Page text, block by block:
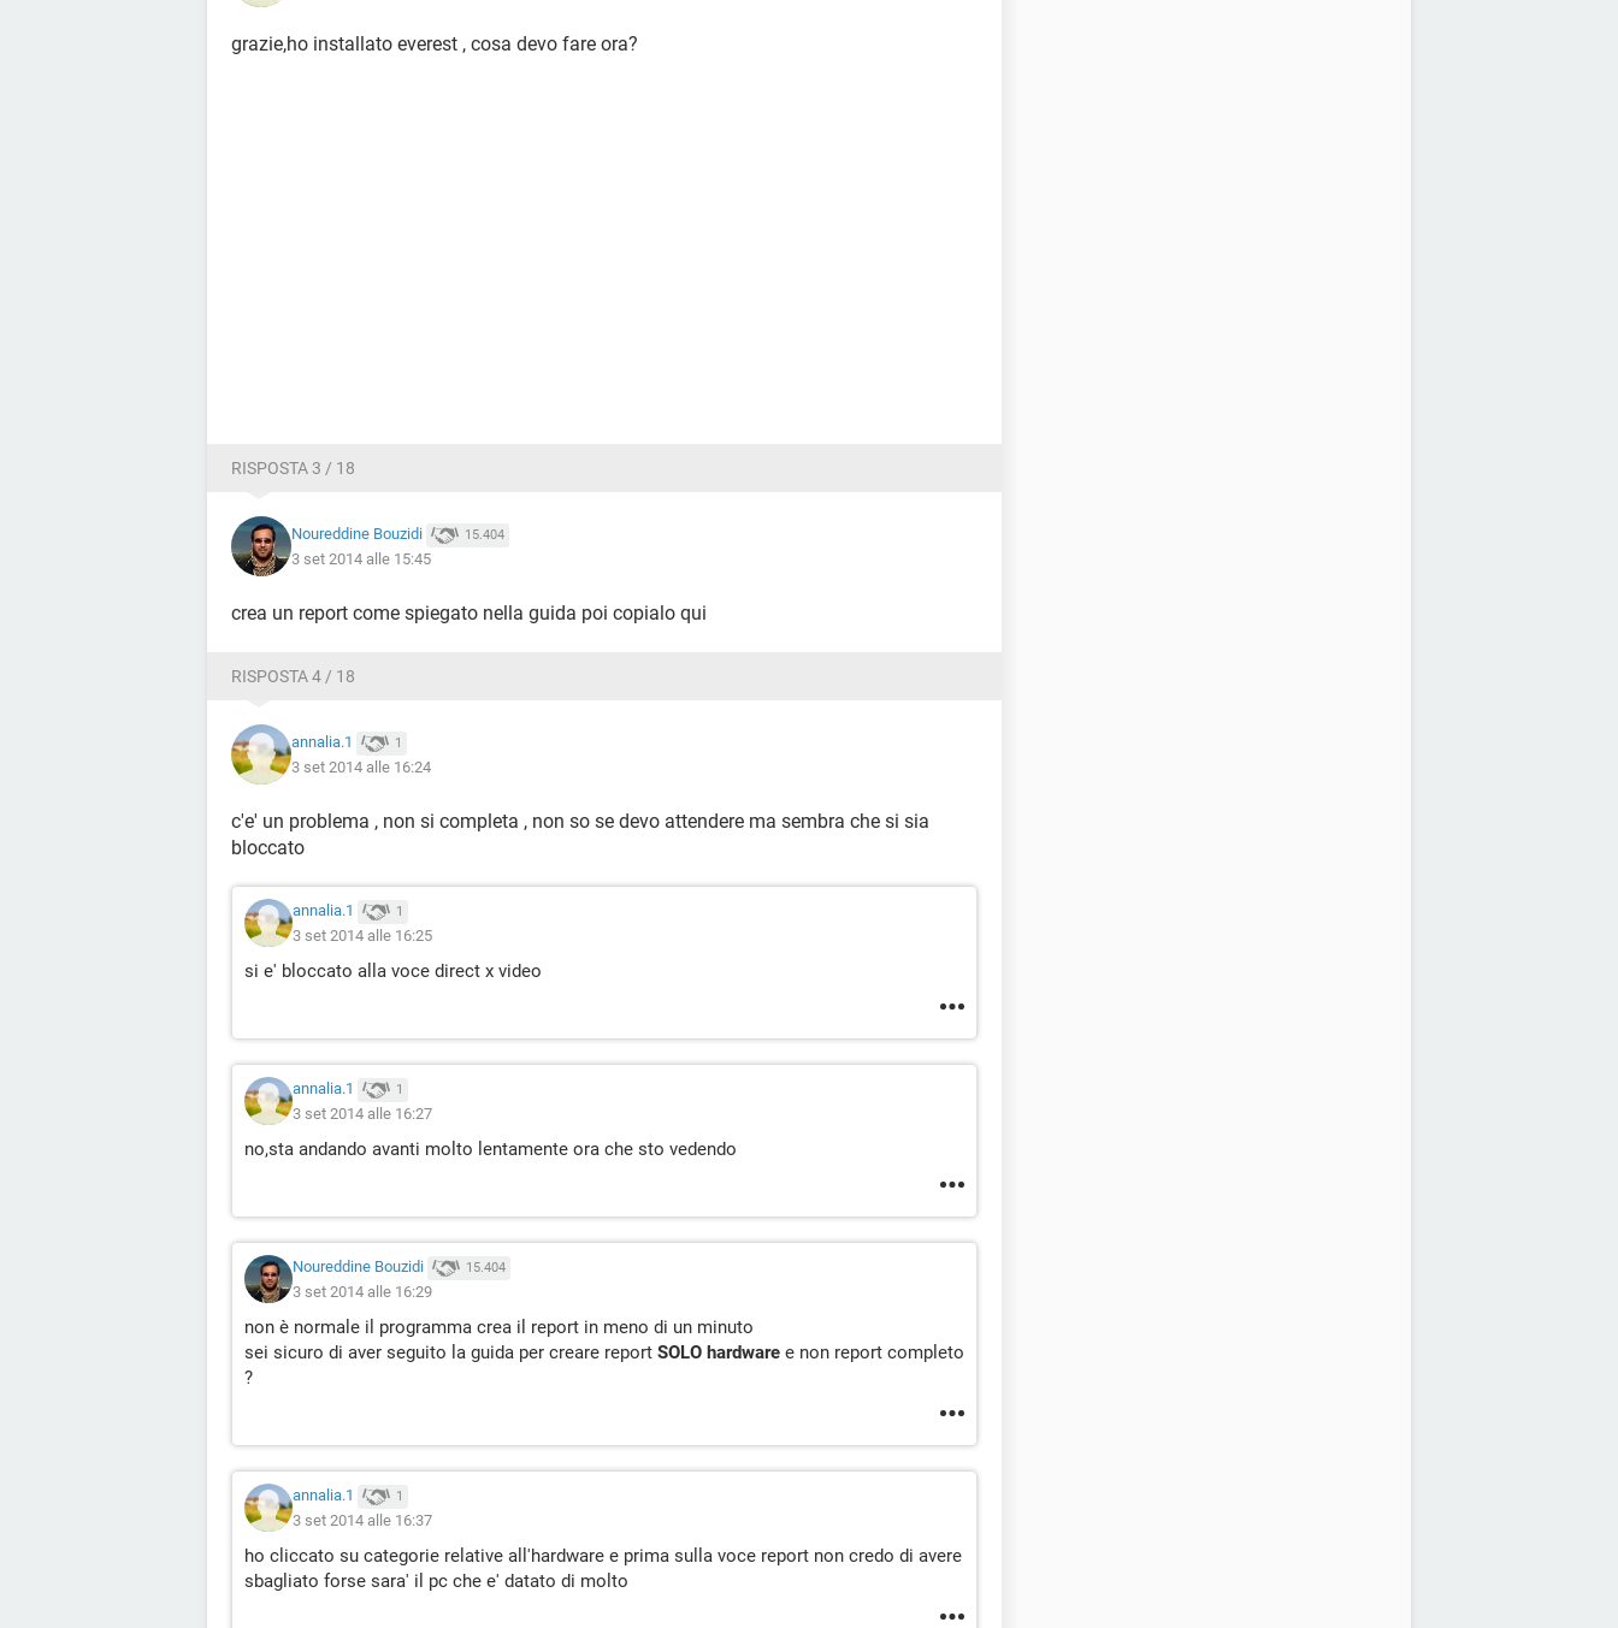
grazie,ho installato everest , cosa devo fare ora?
RISPOSTA 3 / 18
Noureddine Bouzidi 15.404
3 set 2014 alle 15:45
crea un report come spiegato nella guida poi copialo qui
RISPOSTA 4 / 18
annalia.1 1
3 set 2014 alle 16:24
c'e' un problema , non si completa , non so se devo attendere ma sembra che si sia
bloccato
annalia.1 1
3 set 2014 alle 16:25
si e' bloccato alla voce direct x video
annalia.1 1
3 set 2014 alle 16:27
no,sta andando avanti molto lentamente ora che sto vedendo
Noureddine Bouzidi 15.404
3 set 2014 alle 16:29
non è normale il programma crea il report in meno di un minuto
sei sicuro di aver seguito la guida per creare report SOLO hardware e non report completo
?
annalia.1 1
3 set 2014 alle 16:37
ho cliccato su categorie relative all'hardware e prima sulla voce report non credo di avere
sbagliato forse sara' il pc che e' datato di molto